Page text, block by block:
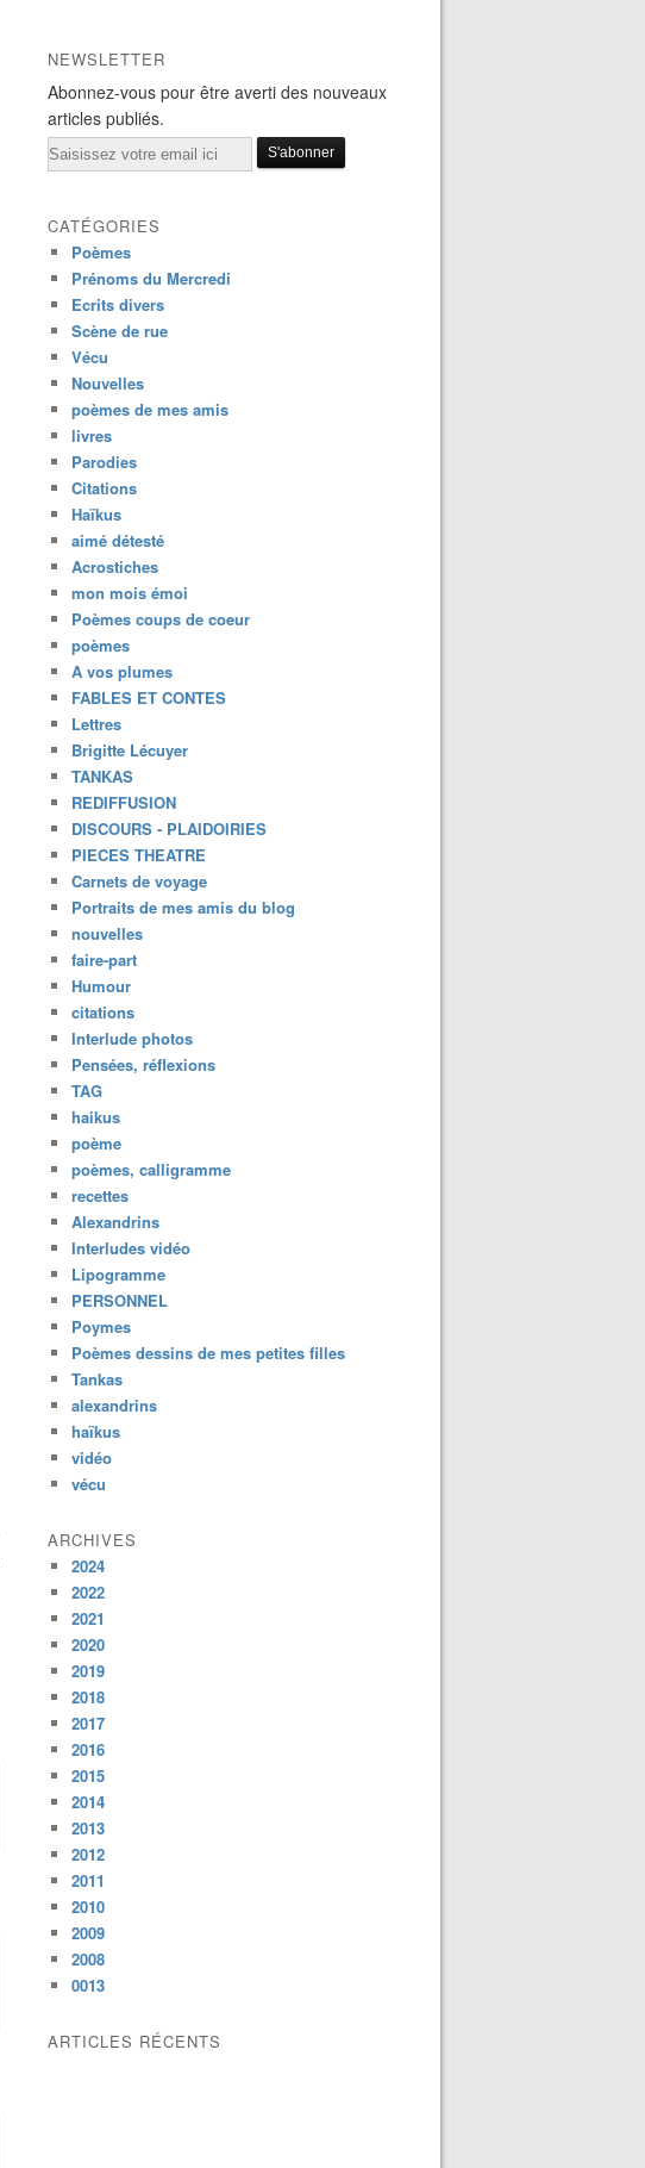
NEWSLETTER
Abonnez-vous pour être averti des nouveaux
articles publiés.
Email
CATÉGORIES
Poèmes
Prénoms du Mercredi
Ecrits divers
Scène de rue
Vécu
Nouvelles
poèmes de mes amis
livres
Parodies
Citations
Haïkus
aimé détesté
Acrostiches
mon mois émoi
Poèmes coups de coeur
poèmes
A vos plumes
FABLES ET CONTES
Lettres
Brigitte Lécuyer
TANKAS
REDIFFUSION
DISCOURS - PLAIDOIRIES
PIECES THEATRE
Carnets de voyage
Portraits de mes amis du blog
nouvelles
faire-part
Humour
citations
Interlude photos
Pensées, réflexions
TAG
haikus
poème
poèmes, calligramme
recettes
Alexandrins
Interludes vidéo
Lipogramme
PERSONNEL
Poymes
Poèmes dessins de mes petites filles
Tankas
alexandrins
haïkus
vidéo
vécu
ARCHIVES
2024
2022
2021
2020
2019
2018
2017
2016
2015
2014
2013
2012
2011
2010
2009
2008
0013
ARTICLES RÉCENTS